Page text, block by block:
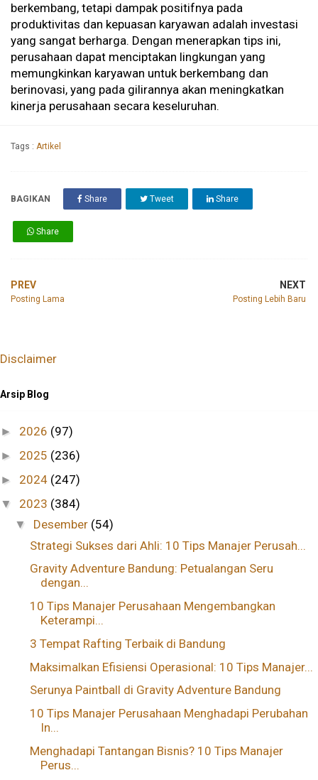
berkembang, tetapi dampak positifnya pada
produktivitas dan kepuasan karyawan adalah investasi
yang sangat berharga. Dengan menerapkan tips ini,
perusahaan dapat menciptakan lingkungan yang
memungkinkan karyawan untuk berkembang dan
berinovasi, yang pada gilirannya akan meningkatkan
kinerja perusahaan secara keseluruhan.
Tags : Artikel
BAGIKAN Share Tweet Share
Share
PREV
Posting Lama
NEXT
Posting Lebih Baru
Disclaimer
Arsip Blog
► 2026 (97)
► 2025 (236)
► 2024 (247)
▼ 2023 (384)
▼ Desember (54)
Strategi Sukses dari Ahli: 10 Tips Manajer Perusah...
Gravity Adventure Bandung: Petualangan Seru
dengan...
10 Tips Manajer Perusahaan Mengembangkan
Keterampi...
3 Tempat Rafting Terbaik di Bandung
Maksimalkan Efisiensi Operasional: 10 Tips Manajer...
Serunya Paintball di Gravity Adventure Bandung
10 Tips Manajer Perusahaan Menghadapi Perubahan
In...
Menghadapi Tantangan Bisnis? 10 Tips Manajer
Perus...